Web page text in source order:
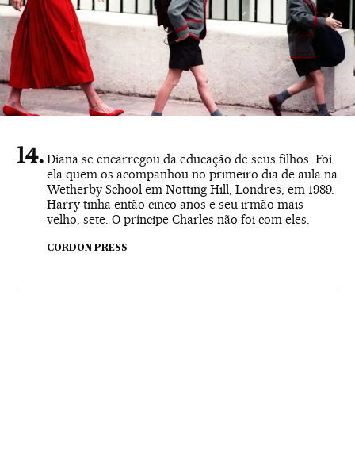
Diana se encarregou da educação de seus filhos. Foi
ela quem os acompanhou no primeiro dia de aula na
Wetherby School em Notting Hill, Londres, em 1989.
Harry tinha então cinco anos e seu irmão mais
velho, sete. O príncipe Charles não foi com eles.
CORDON PRESS